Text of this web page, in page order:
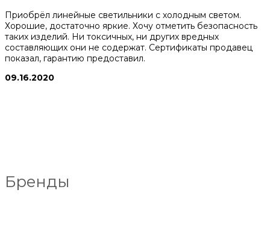
Приобрёл линейные светильники с холодным светом.
Хорошие, достаточно яркие. Хочу отметить безопасность
таких изделий. Ни токсичных, ни других вредных
составляющих они не содержат. Сертификаты продавец
показал, гарантию предоставил.
09.16.2020
Бренды